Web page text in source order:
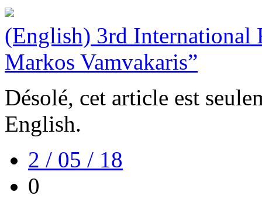
(English) 3rd International
Markos Vamvakaris”
Désolé, cet article est
English.
2 / 05 / 18
0